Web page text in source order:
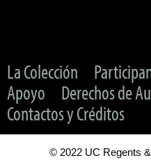
La Colección
Apoyo
Derechos de
Contactos y Créditos
© 2022 UC Regents